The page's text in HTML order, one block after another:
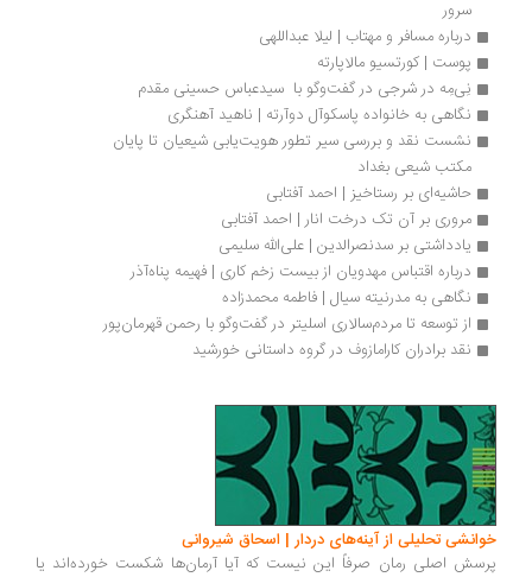
درباره مسافر و مهتاب | لیلا عبداللهی
پوست | کورتسیو مالاپارته
نِی‌مِه در شرجی در گفت‌وگو با  سیدعباس حسینی مقدم
نگاهی به خانواده پاسکوآل دوآرته | ناهید آهنگری
نشست نقد و بررسی سیر تطور هویت‌یابی شیعیان تا پایان
مکتب شیعی بغداد
حاشیه‌ای بر رستاخیز | احمد آفتابی
مروری بر آن تک درخت انار | احمد آفتابی
یادداشتی بر سدنصرالدین | علی‌الله سلیمی
درباره اقتباس مهدویان از بیست زخم کاری | فهیمه پناه‌آذر
نگاهی به مدرنیته سیال | فاطمه محمدزاده
از توسعه تا مردم‌سالاری اسلیتر در گفت‌وگو با رحمن قهرمان‌پور
نقد برادران کارامازوف در گروه داستانی خورشید
تحلیلی از آینه‌های دردار | اسحاق شیروانی
اصلی رمان صرفاً این نیست که آیا آرمان‌ها شکست خورده‌اند یا